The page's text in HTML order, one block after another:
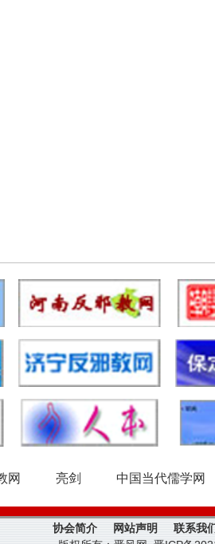
网 亮剑 中国当代儒学网
协会简介 网站声明 联系我